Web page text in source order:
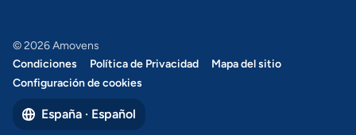
© 2026 Amovens
Condiciones
Política de Privacidad
Mapa del sitio
Configuración de cookies
España · Español